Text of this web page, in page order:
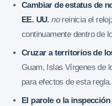
Cambiar de estatus de
EE. UU. noreinicia el
continuamente dentro de
Cruzar a territorios de
Guam, Islas Vírgenes de
para efectos de esta regla.
El parole o la